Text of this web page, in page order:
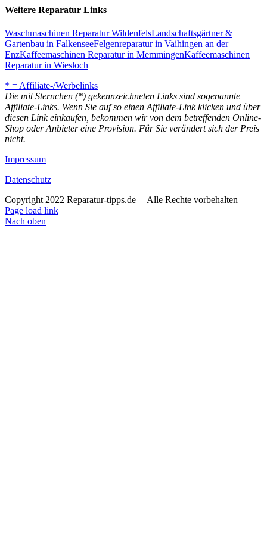
Weitere Reparatur Links
Waschmaschinen Reparatur WildenfelsLandschaftsgärtner &
Gartenbau in FalkenseeFelgenreparatur in Vaihingen an der
EnzKaffeemaschinen Reparatur in MemmingenKaffeemaschinen
Reparatur in Wiesloch
* = Affiliate-/Werbelinks
Die mit Sternchen (*) gekennzeichneten Links sind sogenannte
Affiliate-Links. Wenn Sie auf so einen Affiliate-Link klicken und über
diesen Link einkaufen, bekommen wir von dem betreffenden Online-
Shop oder Anbieter eine Provision. Für Sie verändert sich der Preis
nicht.
Impressum
Datenschutz
Copyright 2022 Reparatur-tipps.de | Alle Rechte vorbehalten
Page load link
Nach oben